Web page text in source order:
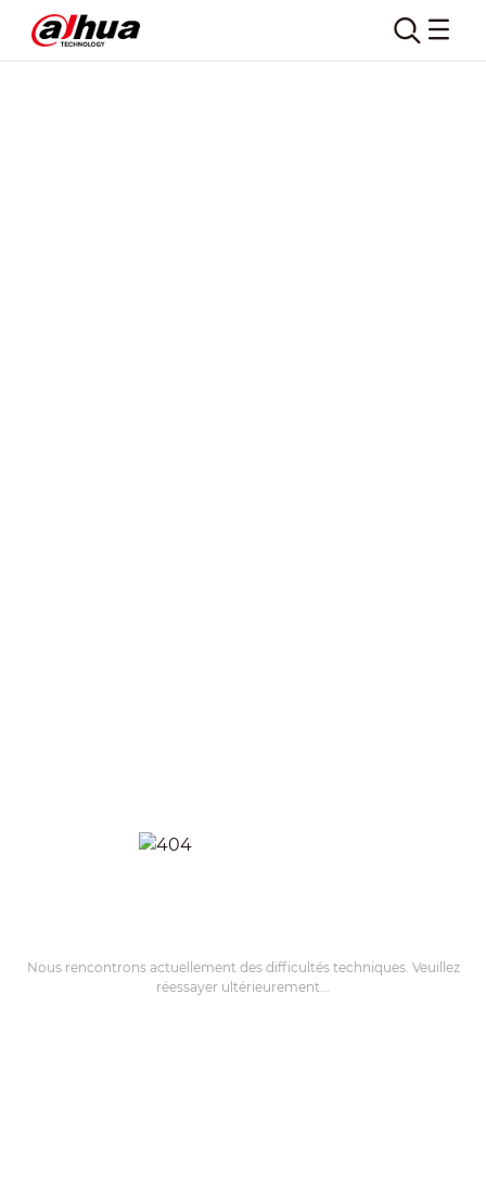
Nous rencontrons actuellement des difficultés techniques. Veuillez
réessayer ultérieurement...